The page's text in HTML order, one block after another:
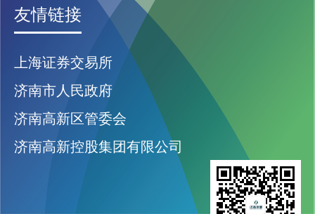
友情链接
上海证券交易所
济南市人民政府
济南高新区管委会
济南高新控股集团有限公司